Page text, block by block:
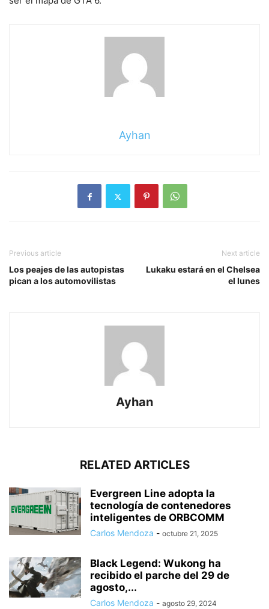
Ayhan
Previous article
Los peajes de las autopistas
pican a los automovilistas
Next article
Lukaku estará en el Chelsea
el lunes
Ayhan
RELATED ARTICLES
Evergreen Line adopta la
tecnología de contenedores
inteligentes de ORBCOMM
Carlos Mendoza - octubre 21, 2025
Black Legend: Wukong ha
recibido el parche del 29 de
agosto,...
Carlos Mendoza - agosto 29, 2024